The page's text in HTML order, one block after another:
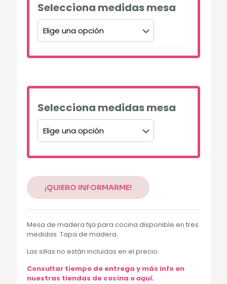
Selecciona medidas mesa
Selecciona medidas mesa
¡QUIERO INFORMARME!
Mesa de madera fija para cocina disponible en tres
medidas. Tapa de madera.
Las sillas no están incluidas en el precio.
Consultar tiempo de entrega y más info en
nuestras tiendas de cocina oaquí.